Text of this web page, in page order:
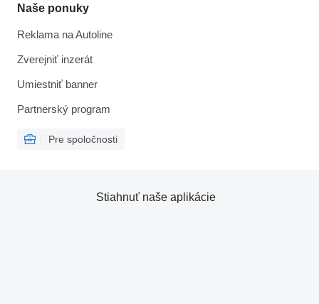
Naše ponuky
Reklama na Autoline
Zverejniť inzerát
Umiestniť banner
Partnerský program
Pre spoločnosti
Stiahnuť naše aplikácie